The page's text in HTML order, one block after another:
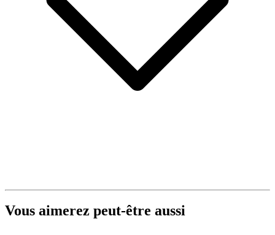
Vous aimerez peut-être aussi